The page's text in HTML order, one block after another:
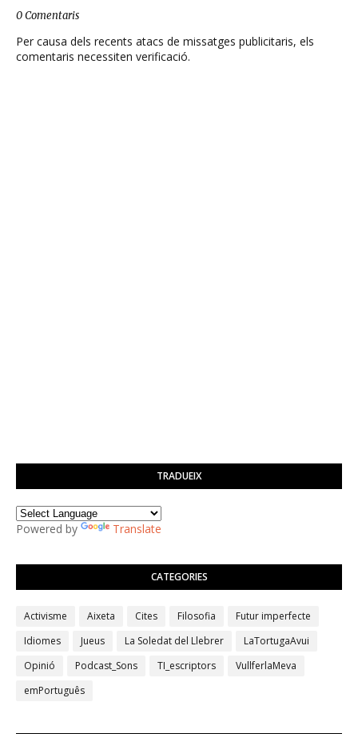
0 Comentaris
Per causa dels recents atacs de missatges publicitaris, els
comentaris necessiten verificació.
TRADUEIX
Powered by Translate
CATEGORIES
Activisme Aixeta Cites Filosofia
Futur imperfecte
Idiomes
Jueus La Soledat del Llebrer
LaTortugaAvui
Opinió
Podcast_Sons TI_escriptors
VullferlaMeva
emPortuguês